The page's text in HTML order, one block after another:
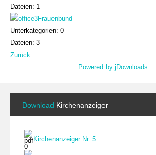
Dateien: 1
Frauenbund
Unterkategorien: 0
Dateien: 3
Zurück
Powered by jDownloads
Download Kirchenanzeiger
Kirchenanzeiger Nr. 5